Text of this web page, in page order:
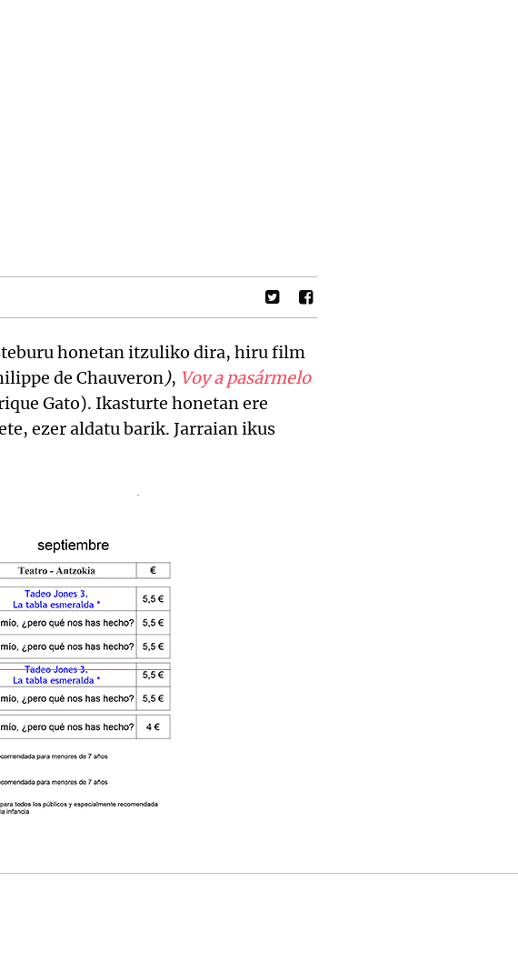
honetan itzuliko dira, hiru film
de Chauveron), Voy a pasármelo
Gato). Ikasturte honetan ere
ezer aldatu barik. Jarraian ikus